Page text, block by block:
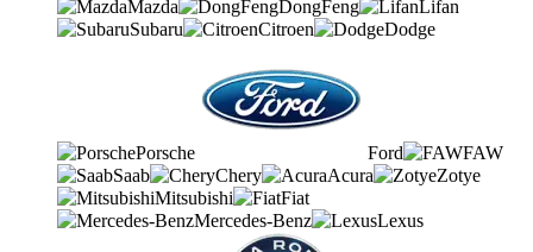
Mazda
DongFeng
Lifan
Subaru
Citroen Dodge
Porsche Ford
FAW
Saab
Chery Acura
Zotye
Mitsubishi
Fiat
Mercedes-Benz
Lexus